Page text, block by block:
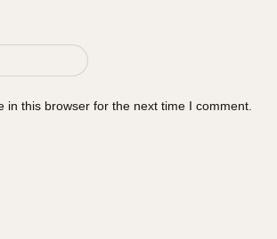
in this browser for the next time I comment.